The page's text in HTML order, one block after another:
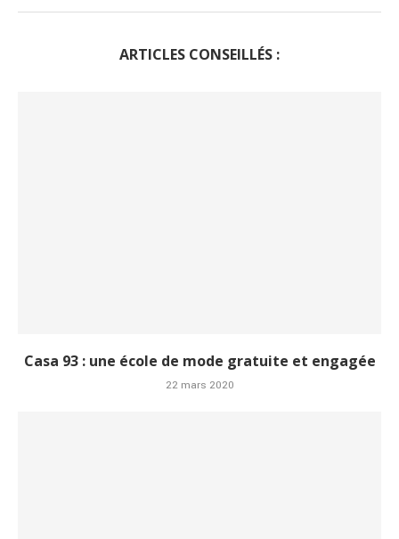
ARTICLES CONSEILLÉS :
Casa 93 : une école de mode gratuite et engagée
22 mars 2020